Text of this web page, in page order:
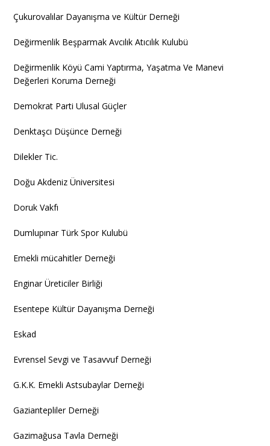
Çukurovalılar Dayanışma ve Kültür Derneği
Değirmenlik Beşparmak Avcılık Atıcılık Kulubü
Değirmenlik Köyü Cami Yaptırma, Yaşatma Ve Manevi
Değerleri Koruma Derneği
Demokrat Parti Ulusal Güçler
Denktaşcı Düşünce Derneği
Dilekler Tic.
Doğu Akdeniz Üniversitesi
Doruk Vakfı
Dumlupınar Türk Spor Kulubü
Emekli mücahitler Derneği
Enginar Üreticiler Birliği
Esentepe Kültür Dayanışma Derneği
Eskad
Evrensel Sevgi ve Tasavvuf Derneği
G.K.K. Emekli Astsubaylar Derneği
Gaziantepliler Derneği
Gazimağusa Tavla Derneği